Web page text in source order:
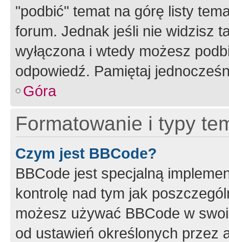
"podbić" temat na górę listy
forum. Jednak jeśli nie widzisz
wyłączona i wtedy możesz
odpowiedź. Pamiętaj
Góra
Formatowanie i typy
Czym jest BBCode?
BBCode jest specjalną
kontrolę nad tym jak
możesz używać BBCode w
od ustawień określonych przez